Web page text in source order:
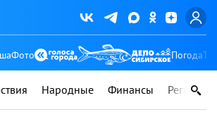
Фото Погода
Народные Финансы Регионы